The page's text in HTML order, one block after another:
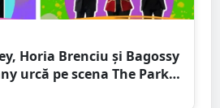
Horia Brenciu și Bagossy
urcă pe scena The Park
concerte la Carei